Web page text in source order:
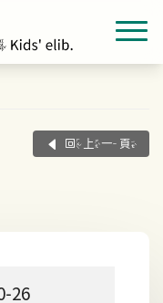
回上一頁
26